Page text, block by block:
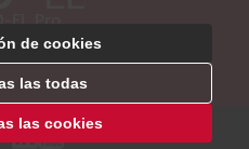
EL Pro
Legal
de cookies
las todas
las cookies